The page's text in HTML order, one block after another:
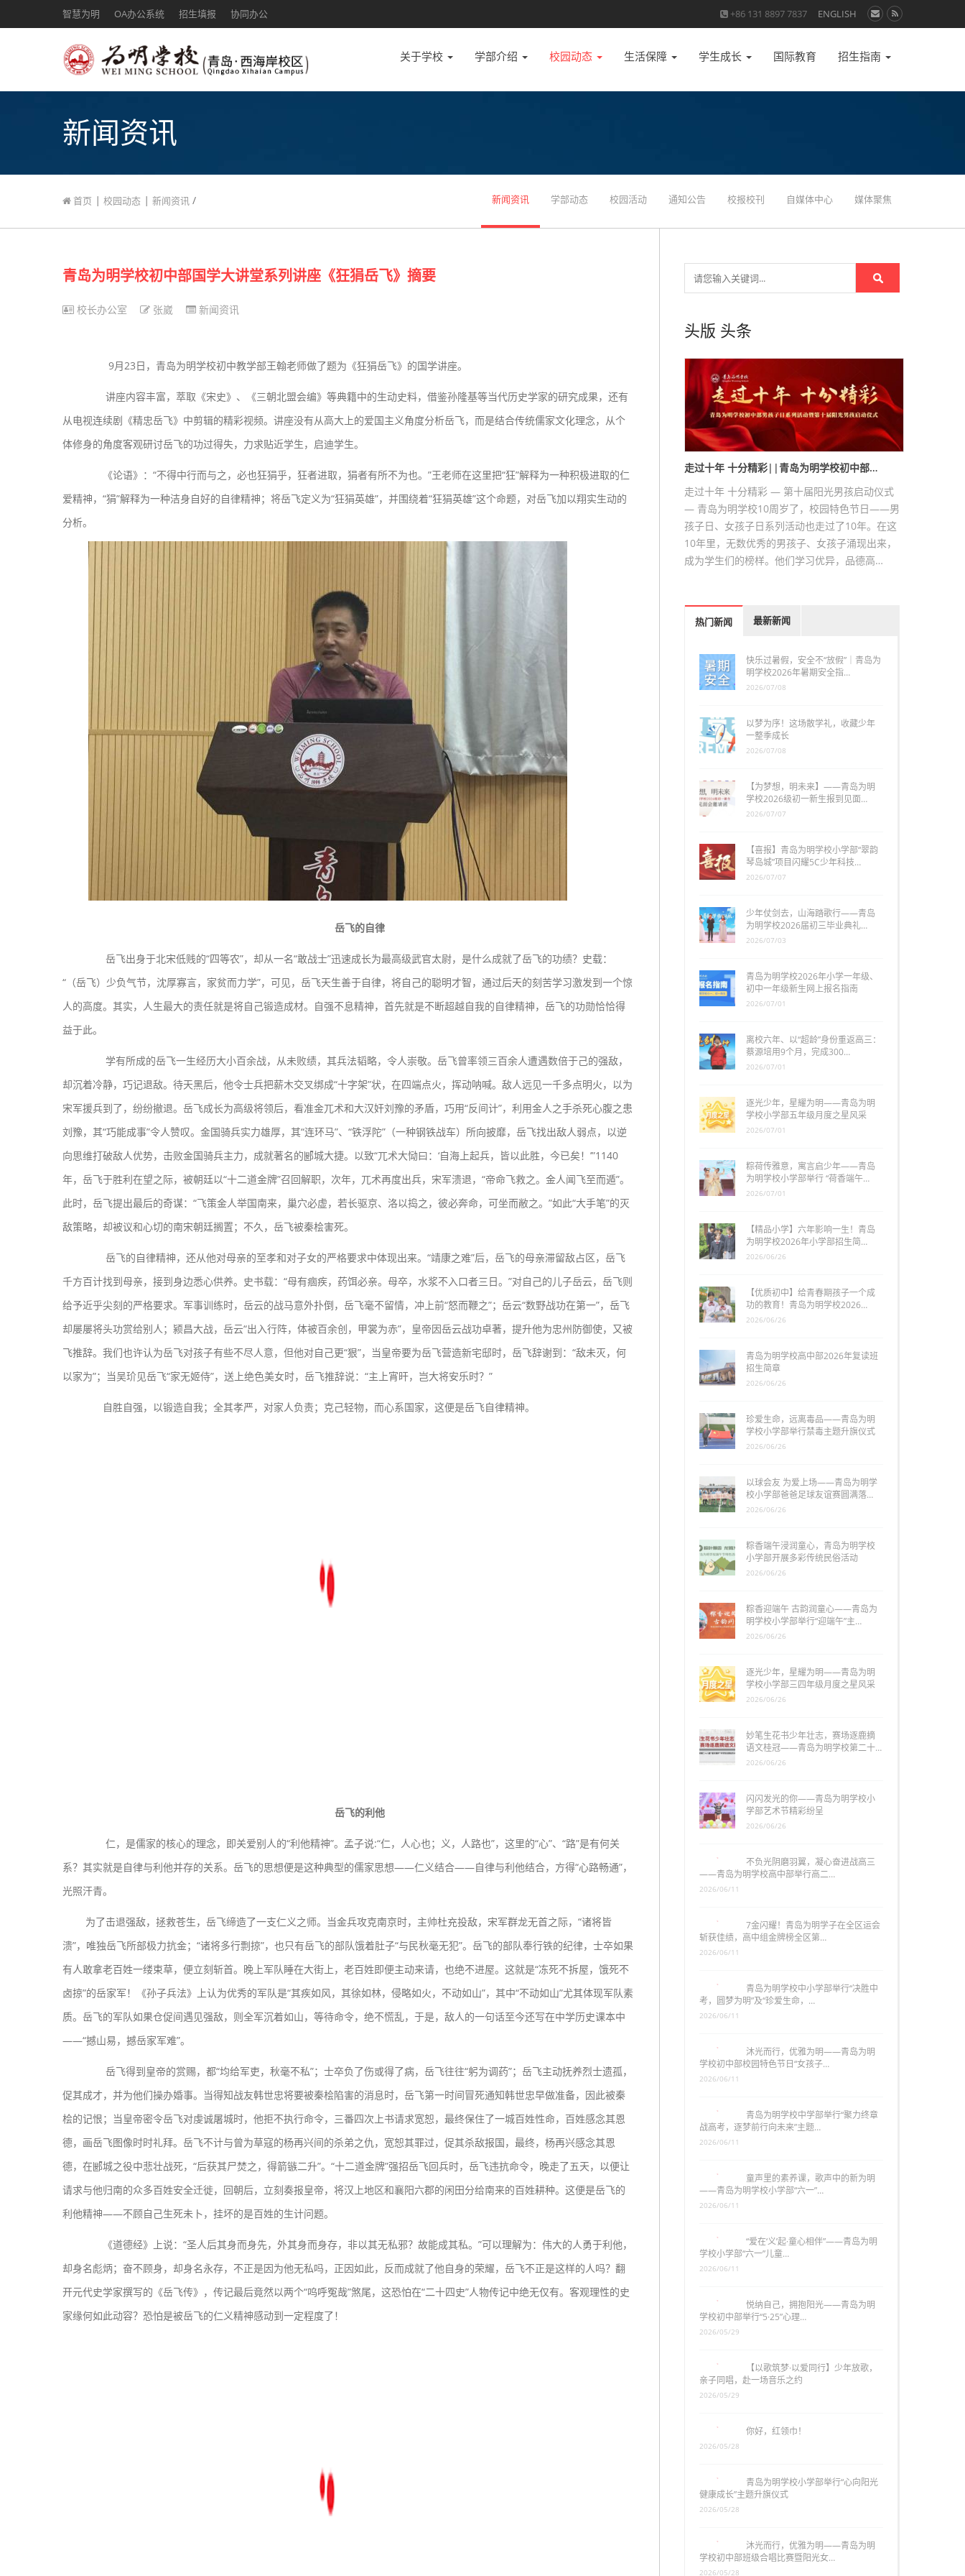
智慧为明 OA办公系统 招生填报 协同办公 +86 131 8897 7837 ENGLISH
关于学校 学部介绍 校园动态 生活保障 学生成长 国际教育 招生指南
新闻资讯
首页 | 校园动态 | 新闻资讯 / 新闻资讯 学部动态 校园活动 通知公告 校报校刊 自媒体中心 媒体聚焦
青岛为明学校初中部国学大讲堂系列讲座《狂狷岳飞》摘要
校长办公室 张崴 新闻资讯
9月23日，青岛为明学校初中教学部王翰老师做了题为《狂狷岳飞》的国学讲座。
讲座内容丰富，萃取《宋史》、《三朝北盟会编》等典籍中的生动史料，借鉴孙隆基等当代历史学家的研究成果，还有
从电视连续剧《精忠岳飞》中剪辑的精彩视频。讲座没有从高大上的爱国主义角度分析岳飞，而是结合传统儒家文化理念，从个
体修身的角度客观研讨岳飞的功过得失，力求贴近学生，启迪学生。
《论语》：“不得中行而与之，必也狂狷乎，狂者进取，狷者有所不为也。”王老师在这里把“狂”解释为一种积极进取的仁
爱精神，“狷”解释为一种洁身自好的自律精神；将岳飞定义为“狂狷英雄”，并围绕着“狂狷英雄”这个命题，对岳飞加以翔实生动的
分析。
岳飞的自律
岳飞出身于北宋低贱的“四等农”，却从一名“敢战士”迅速成长为最高级武官太尉，是什么成就了岳飞的功绩？史载：
“（岳飞）少负气节，沈厚寡言，家贫而力学”，可见，岳飞天生善于自律，将自己的聪明才智，通过后天的刻苦学习激发到一个惊
人的高度。其实，人生最大的责任就是将自己锻造成材。自强不息精神，首先就是不断超越自我的自律精神，岳飞的功勋恰恰得
益于此。
学有所成的岳飞一生经历大小百余战，从未败绩，其兵法韬略，令人崇敬。岳飞曾率领三百余人遭遇数倍于己的强敌，
却沉着冷静，巧记退敌。待天黑后，他令士兵把薪木交叉绑成“十字架”状，在四端点火，挥动呐喊。敌人远见一千多点明火，以为
宋军援兵到了，纷纷撤退。岳飞成长为高级将领后，看准金兀术和大汉奸刘豫的矛盾，巧用“反间计”，利用金人之手杀死心腹之患
刘豫，其“巧能成事”令人赞叹。金国骑兵实力雄厚，其“连环马”、“铁浮陀”（一种钢铁战车）所向披靡，岳飞找出敌人弱点，以逆
向思维打破敌人优势，击败金国骑兵主力，成就著名的郾城大捷。以致“兀术大恸曰：‘自海上起兵，皆以此胜，今已矣！’”1140
年，岳飞于胜利在望之际，被朝廷以“十二道金牌”召回解职，次年，兀术再度出兵，宋军溃退，“帝命飞救之。金人闻飞至而遁”。
此时，岳飞提出最后的奇谋：“飞策金人举国南来，巢穴必虚，若长驱京、洛以捣之，彼必奔命，可坐而敝之。”如此“大手笔”的灭
敌策略，却被议和心切的南宋朝廷搁置；不久，岳飞被秦桧害死。
岳飞的自律精神，还从他对母亲的至孝和对子女的严格要求中体现出来。“靖康之难”后，岳飞的母亲滞留敌占区，岳飞
千方百计找到母亲，接到身边悉心供养。史书载：“母有痼疾，药饵必亲。母卒，水浆不入口者三日。”对自己的儿子岳云，岳飞则
给予近乎尖刻的严格要求。军事训练时，岳云的战马意外扑倒，岳飞毫不留情，冲上前“怒而鞭之”；岳云“数野战功在第一”，岳飞
却屡屡将头功赏给别人；颍昌大战，岳云“出入行阵，体被百余创，甲裳为赤”，皇帝因岳云战功卓著，提升他为忠州防御使，又被
飞推辞。我们也许认为岳飞对孩子有些不尽人意，但他对自己更“狠”，当皇帝要为岳飞营造新宅邸时，岳飞辞谢到：“敌未灭，何
以家为”；当吴玠见岳飞“家无姬侍”，送上绝色美女时，岳飞推辞说：“主上宵旰，岂大将安乐时？”
自胜自强，以锻造自我；全其孝严，对家人负责；克己轻物，而心系国家，这便是岳飞自律精神。
岳飞的利他
仁，是儒家的核心的理念，即关爱别人的“利他精神”。孟子说:“仁，人心也；义，人路也”，这里的“心”、“路”是有何关
系？其实就是自律与利他并存的关系。岳飞的思想便是这种典型的儒家思想——仁义结合——自律与利他结合，方得“心路畅通”，
光照汗青。
为了击退强敌，拯救苍生，岳飞缔造了一支仁义之师。当金兵攻克南京时，主帅杜充投敌，宋军群龙无首之际，“诸将皆
溃”，唯独岳飞所部极力抗金；“诸将多行剽掠”，也只有岳飞的部队饿着肚子“与民秋毫无犯”。岳飞的部队奉行铁的纪律，士卒如果
有人敢拿老百姓一缕束草，便立刻斩首。晚上军队睡在大街上，老百姓即便主动来请，也绝不进屋。这就是“冻死不拆屋，饿死不
卤掠”的岳家军！《孙子兵法》上认为优秀的军队是“其疾如风，其徐如林，侵略如火，不动如山”，其中“不动如山”尤其体现军队素
质。岳飞的军队如果仓促间遇见强敌，则全军沉着如山，等待命令，绝不慌乱，于是，敌人的一句话至今还写在中学历史课本中
——“撼山易，撼岳家军难”。
岳飞得到皇帝的赏赐，都“均给军吏，秋毫不私”；士卒负了伤或得了病，岳飞往往“躬为调药”；岳飞主动抚养烈士遗孤，
促其成才，并为他们操办婚事。当得知战友韩世忠将要被秦桧陷害的消息时，岳飞第一时间冒死通知韩世忠早做准备，因此被秦
桧的记恨；当皇帝密令岳飞对虔诚屠城时，他拒不执行命令，三番四次上书请求宽恕，最终保住了一城百姓性命，百姓感念其恩
德，画岳飞图像时时礼拜。岳飞不计与曾为草寇的杨再兴间的杀弟之仇，宽恕其罪过，促其杀敌报国，最终，杨再兴感念其恩
德，在郾城之役中悲壮战死，“后获其尸焚之，得箭镞二升”。“十二道金牌”强招岳飞回兵时，岳飞违抗命令，晚走了五天，以便让
请求与他归南的众多百姓安全迁徙，回朝后，立刻奏报皇帝，将汉上地区和襄阳六郡的闲田分给南来的百姓耕种。这便是岳飞的
利他精神——不顾自己生死未卜，挂坏的是百姓的生计问题。
《道德经》上说：“圣人后其身而身先，外其身而身存，非以其无私邪？故能成其私。”可以理解为：伟大的人勇于利他，
却身名彪炳；奋不顾身，却身名永存，不正是因为他无私吗，正因如此，反而成就了他自身的荣耀，岳飞不正是这样的人吗？翻
开元代史学家撰写的《岳飞传》，传记最后竟然以两个“呜呼冤哉”煞尾，这恐怕在“二十四史”人物传记中绝无仅有。客观理性的史
家缘何如此动容？恐怕是被岳飞的仁义精神感动到一定程度了！
头版 头条
走过十年 十分精彩||青岛为明学校初中部…
走过十年 十分精彩 — 第十届阳光男孩启动仪式
— 青岛为明学校10周岁了，校园特色节日——男
孩子日、女孩子日系列活动也走过了10年。在这
10年里，无数优秀的男孩子、女孩子涌现出来，
成为学生们的榜样。他们学习优异，品德高…
热门新闻 最新新闻
快乐过暑假，安全不“放假”｜青岛为
明学校2026年暑期安全指…
2026/07/08
以梦为序！这场散学礼，收藏少年
一整季成长
2026/07/08
【为梦想，明未来】——青岛为明
学校2026级初一新生报到见面…
2026/07/07
【喜报】青岛为明学校小学部“翠韵
琴岛城”项目闪耀5C少年科技…
2026/07/07
少年仗剑去，山海踏歌行——青岛
为明学校2026届初三毕业典礼…
2026/07/03
青岛为明学校2026年小学一年级、
初中一年级新生网上报名指南
2026/07/01
离校六年、以“超龄”身份重返高三：
蔡源培用9个月，完成300…
2026/07/01
逐光少年，星耀为明——青岛为明
学校小学部五年级月度之星风采
2026/07/01
粽荷传雅意，寓言启少年——青岛
为明学校小学部举行 “荷香端午…
2026/07/01
【精品小学】六年影响一生！青岛
为明学校2026年小学部招生简…
2026/06/26
【优质初中】给青春期孩子一个成
功的教育！青岛为明学校2026…
2026/06/26
青岛为明学校高中部2026年复读班
招生简章
2026/06/26
珍爱生命，远离毒品——青岛为明
学校小学部举行禁毒主题升旗仪式
2026/06/26
以球会友 为爱上场——青岛为明学
校小学部爸爸足球友谊赛圆满落…
2026/06/26
粽香端午浸润童心，青岛为明学校
小学部开展多彩传统民俗活动
2026/06/26
粽香迎端午 古韵润童心——青岛为
明学校小学部举行“迎端午”主…
2026/06/26
逐光少年，星耀为明——青岛为明
学校小学部三四年级月度之星风采
2026/06/26
妙笔生花书少年壮志，赛场逐鹿摘
语文桂冠——青岛为明学校第二十…
2026/06/26
闪闪发光的你——青岛为明学校小
学部艺术节精彩纷呈
2026/06/26
不负光阴磨羽翼，凝心奋进战高三
——青岛为明学校高中部举行高二…
7金闪耀！青岛为明学子在全区运会
斩获佳绩，高中组金牌榜全区第…
青岛为明学校中小学部举行“决胜中
考，圆梦为明”及“珍爱生命，…
沐光而行，优雅为明——青岛为明
学校初中部校园特色节日“女孩子…
青岛为明学校中学部举行“聚力终章
战高考，逐梦前行向未来”主题…
童声里的素养课，歌声中的新为明
——青岛为明学校小学部“六一”…
“爱在‘义’起·童心相伴”——青岛为明
学校小学部“六一”儿童…
悦纳自己，拥抱阳光——青岛为明
学校初中部举行“5·25”心理…
【以歌筑梦·以爱同行】少年放歌，
亲子同唱，赴一场音乐之约
你好，红领巾！
青岛为明学校小学部举行“心向阳光
健康成长”主题升旗仪式
沐光而行，优雅为明——青岛为明
学校初中部班级合唱比赛暨阳光女…